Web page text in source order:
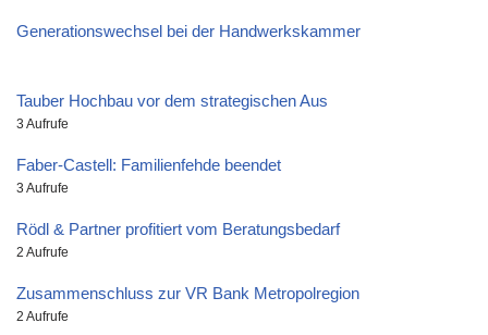
Generationswechsel bei der Handwerkskammer
Tauber Hochbau vor dem strategischen Aus
3 Aufrufe
Faber-Castell: Familienfehde beendet
3 Aufrufe
Rödl & Partner profitiert vom Beratungsbedarf
2 Aufrufe
Zusammenschluss zur VR Bank Metropolregion
2 Aufrufe